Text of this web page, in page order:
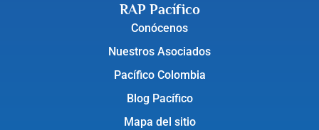
RAP Pacífico
Conócenos
Nuestros Asociados
Pacífico Colombia
Blog Pacífico
Mapa del sitio